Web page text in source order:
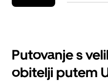
Putovanje s
obitelji putem